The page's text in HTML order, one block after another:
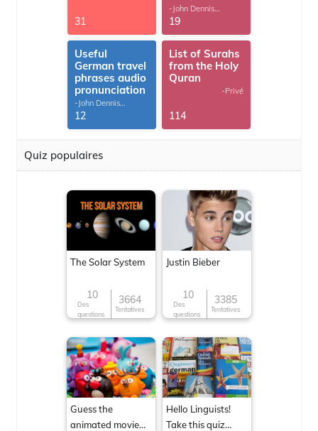
31
-John Dennis
G.Thomas
19
Useful
German travel
phrases audio
pronunciation
-John Dennis
G.Thomas
12
List of Surahs
from the Holy
Quran
-Privé
114
Quiz populaires
The Solar System
10
Des
questions
3664
Tentatives
Justin Bieber
10
Des
questions
3385
Tentatives
Guess the
animated movie
Hello Linguists!
Take this quiz